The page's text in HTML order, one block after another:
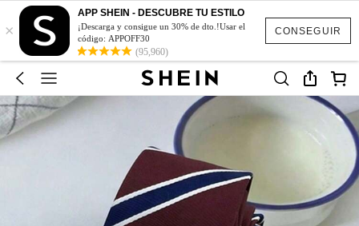
CONSEGUIR
×
APP SHEIN - DESCUBRE TU ESTILO
¡Descarga y consigue un 30% de dto.!Usar el
código: APPOFF30
(95,960)